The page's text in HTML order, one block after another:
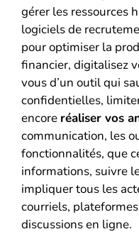
gérer les ressources
logiciels de
pour optimiser la
financier, digitalisez
vous d’un outil qui
confidentielles,
encore réaliser vos
communication, les
fonctionnalités, que
informations, suivre
impliquer tous les
courriels,
discussions en ligne.